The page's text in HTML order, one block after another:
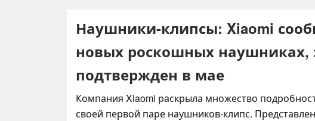
Наушники-клипсы: Xiaomi
новых роскошных наушниках,
подтвержден в мае
Компания Xiaomi раскрыла множество
своей первой паре наушников-клипс.